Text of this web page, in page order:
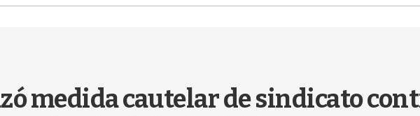
medida cautelar de sindicato